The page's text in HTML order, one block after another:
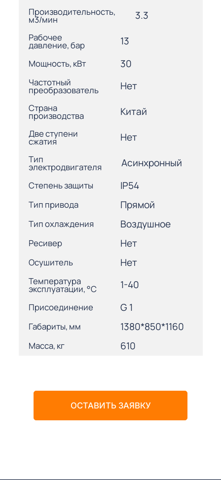
Производительность,
м3/мин 3.3
Рабочее
давление, бар 13
Мощность, кВт 30
Частотный
преобразователь Нет
Страна
производства Китай
Две ступени
сжатия Нет
Тип
электродвигателя Асинхронный
Степень защиты IP54
Тип привода Прямой
Тип охлаждения Воздушное
Ресивер Нет
Осушитель Нет
Температура
эксплуатации, °С 1-40
Присоединение G 1
Габариты, мм 1380*850*1160
Масса, кг 610
ОСТАВИТЬ ЗАЯВКУ